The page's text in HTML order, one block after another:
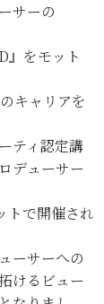
サーの
をモット
キャリアを
ティ認定講
デューサー
トで開催され
ーサーへの
けるビュー